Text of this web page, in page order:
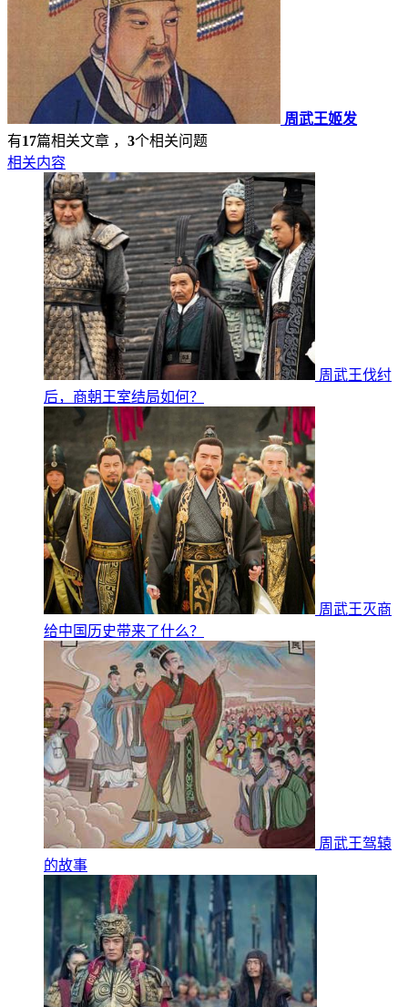
周武王姬发
有17篇相关文章 ， 3个相关问题
相关内容
周武王伐纣
后，商朝王室结局如何？
周武王灭商
给中国历史带来了什么？
周武王驾辕
的故事